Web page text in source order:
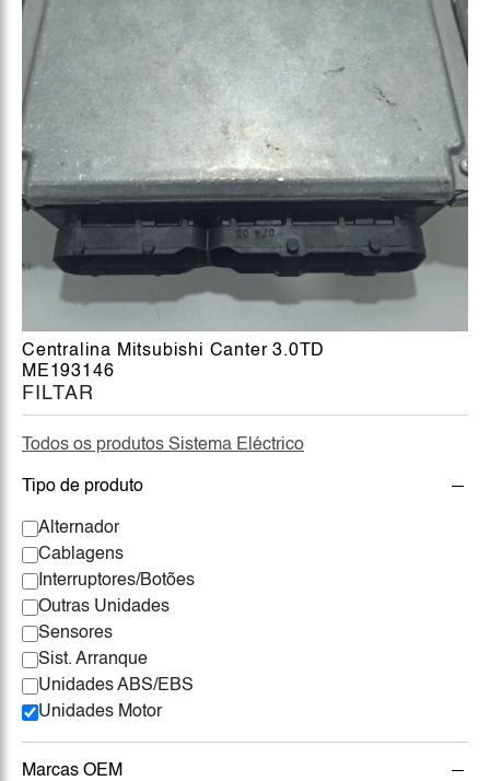
FILTAR
Todos os produtos Sistema Eléctrico
Tipo de produto
Alternador
Cablagens
Interruptores/Botões
Outras Unidades
Sensores
Sist. Arranque
Unidades ABS/EBS
Unidades Motor
Marcas OEM
Centralina Mitsubishi Canter 3.0TD
ME193146